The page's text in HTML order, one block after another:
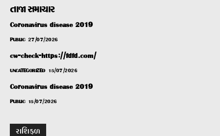
તાજા સમાચાર
Coronavirus disease 2019
PUBLIC 27/07/2026
cw-check-https://fdfd.com/
UNCATEGORIZED 15/07/2026
Coronavirus disease 2019
PUBLIC 15/07/2026
રાશિફળ